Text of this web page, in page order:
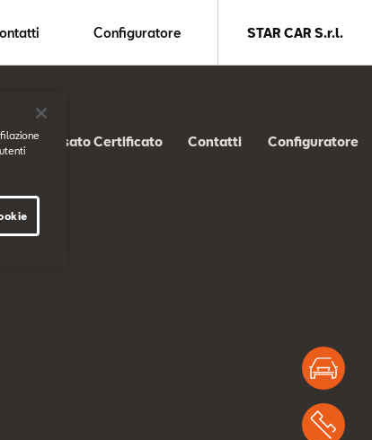
Configuratore STAR CAR S.r.l.
SEAT Usato Certificato Contatti Configuratore